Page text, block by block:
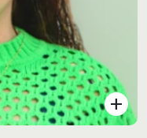
add